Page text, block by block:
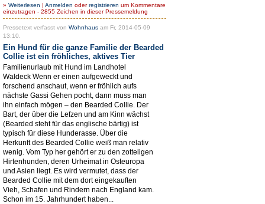
» Weiterlesen | Anmelden oderregistrieren um Kommentare
einzutragen - 2855 Zeichen in dieser Pressemeldung
Pressetext verfasst von Wohnhaus am Fr, 2014-05-09
13:10.
Ein Hund für die ganze Familie der Bearded
Collie ist ein fröhliches, aktives Tier
Familienurlaub mit Hund im Landhotel
Waldeck Wenn er einen aufgeweckt und
forschend anschaut, wenn er fröhlich aufs
nächste Gassi Gehen pocht, dann muss man
ihn einfach mögen – den Bearded Collie. Der
Bart, der über die Lefzen und am Kinn wächst
(Bearded steht für das englische bärtig) ist
typisch für diese Hunderasse. Über die
Herkunft des Bearded Collie weiß man relativ
wenig. Vom Typ her gehört er zu den zotteligen
Hirtenhunden, deren Urheimat in Osteuropa
und Asien liegt. Es wird vermutet, dass der
Bearded Collie mit dem dort eingekauften
Vieh, Schafen und Rindern nach England kam.
Schon im 15. Jahrhundert haben...